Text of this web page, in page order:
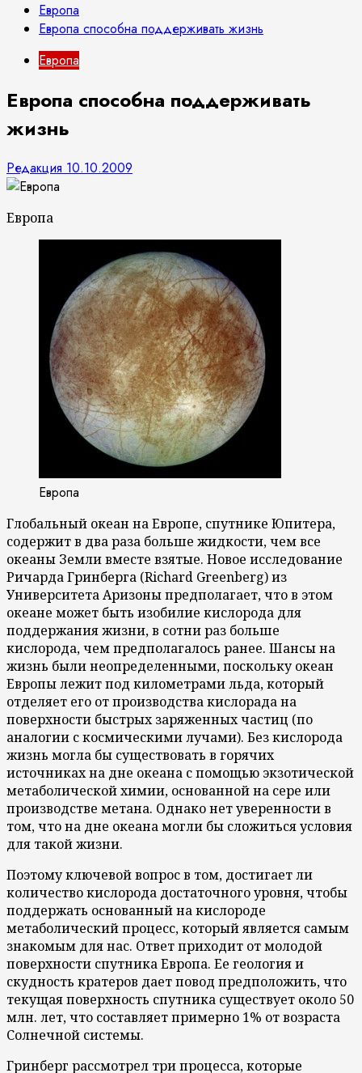
Европа
Европа способна поддерживать жизнь
Европа
Европа способна поддерживать
жизнь
Редакция 10.10.2009
Европа
Европа
Глобальный океан на Европе, спутнике Юпитера,
содержит в два раза больше жидкости, чем все
океаны Земли вместе взятые. Новое исследование
Ричарда Гринберга (Richard Greenberg) из
Университета Аризоны предполагает, что в этом
океане может быть изобилие кислорода для
поддержания жизни, в сотни раз больше
кислорода, чем предполагалось ранее. Шансы на
жизнь были неопределенными, поскольку океан
Европы лежит под километрами льда, который
отделяет его от производства кислорада на
поверхности быстрых заряженных частиц (по
аналогии с космическими лучами). Без кислорода
жизнь могла бы существовать в горячих
источниках на дне океана с помощью экзотической
метаболической химии, основанной на сере или
производстве метана. Однако нет уверенности в
том, что на дне океана могли бы сложиться условия
для такой жизни.
Поэтому ключевой вопрос в том, достигает ли
количество кислорода достаточного уровня, чтобы
поддержать основанный на кислороде
метаболический процесс, который является самым
знакомым для нас. Ответ приходит от молодой
поверхности спутника Европа. Ее геология и
скудность кратеров дает повод предположить, что
текущая поверхность спутника существует около 50
млн. лет, что составляет примерно 1% от возраста
Солнечной системы.
Гринберг рассмотрел три процесса, которые